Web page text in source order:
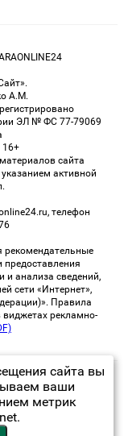
А.М.
ЭЛ № ФС 77-79069
16+
сайта
активной
телефон
предоставления
и анализа сведений,
сети «Интернет»,
Правила
виджетах рекламно-
защищены
сайта вы
ваши
метрик